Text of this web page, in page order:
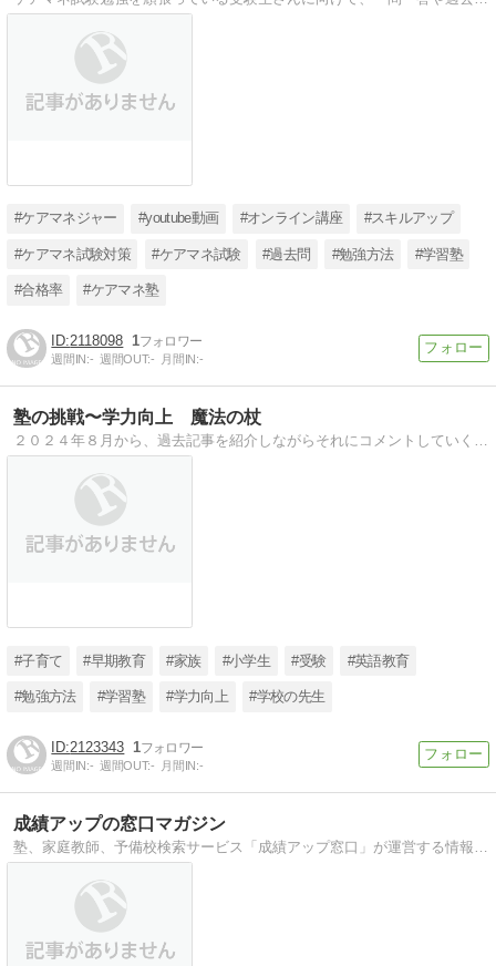
#ケアマネジャー #youtube動画 #オンライン講座 #スキルアップ
#ケアマネ試験対策 #ケアマネ試験 #過去問 #勉強方法 #学習塾
#合格率 #ケアマネ塾
2118098 1
週間IN:- 週間OUT:- 月間IN:-
塾の挑戦〜学力向上 魔法の杖
２０２４年８月から、過去記事を紹介しながらそれにコメントしていくという形に切り替えた。１８年間書いてきた文章を改めて読み返してみると新たな気付きも得られるので、このスタイルが気に入っている。塾ＨＰアドレスはブログトップページに
#子育て #早期教育 #家族 #小学生 #受験 #英語教育
#勉強方法 #学習塾 #学力向上 #学校の先生
2123343 1
週間IN:- 週間OUT:- 月間IN:-
成績アップの窓口マガジン